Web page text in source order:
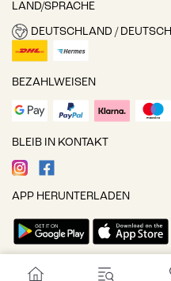
LAND/SPRACHE
DEUTSCHLAND / DEUTSCH
BEZAHLWEISEN
BLEIB IN KONTAKT
APP HERUNTERLADEN